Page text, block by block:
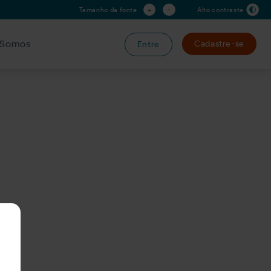
Tamanho da fonte + - Alto contraste
Entre Cadastre-se